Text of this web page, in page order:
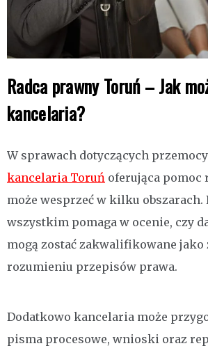
Radca prawny Toruń – Jak
kancelaria?
W sprawach dotyczących
kancelaria Toruń oferująca pomoc
może wesprzeć w kilku obszarach.
wszystkim pomaga w ocenie, czy
mogą zostać zakwalifikowane jako
rozumieniu przepisów prawa.
Dodatkowo kancelaria może
pisma procesowe, wnioski oraz